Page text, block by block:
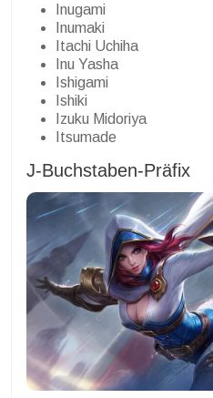
Inugami
Inumaki
Itachi Uchiha
Inu Yasha
Ishigami
Ishiki
Izuku Midoriya
Itsumade
J-Buchstaben-Präfix